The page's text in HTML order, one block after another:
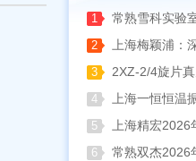
1 常熟雪科实验室
2 上海梅颖浦：深耕混匀
3 2XZ-2/4旋片真空泵完整清洗拆装
4 上海一恒恒温振荡器
5 上海精宏2026年最新动态
6 常熟双杰2026年8月动态：以产品迭